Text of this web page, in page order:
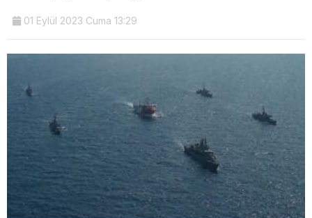
01 Eylül 2023 Cuma 13:29